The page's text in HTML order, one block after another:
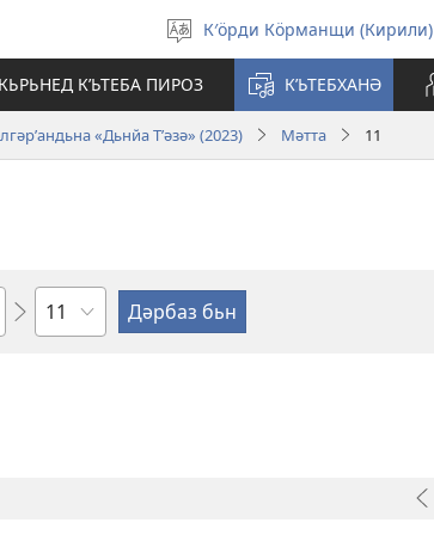
Зьман
бьжберә
К′öрди Кöрманщи (Кирили)
КʹЬТЕБА ПИРОЗ КʹЬТЕБХАНӘ
«Дьнйа Тʹәзә» (2023) Мәтта 11
Сәри